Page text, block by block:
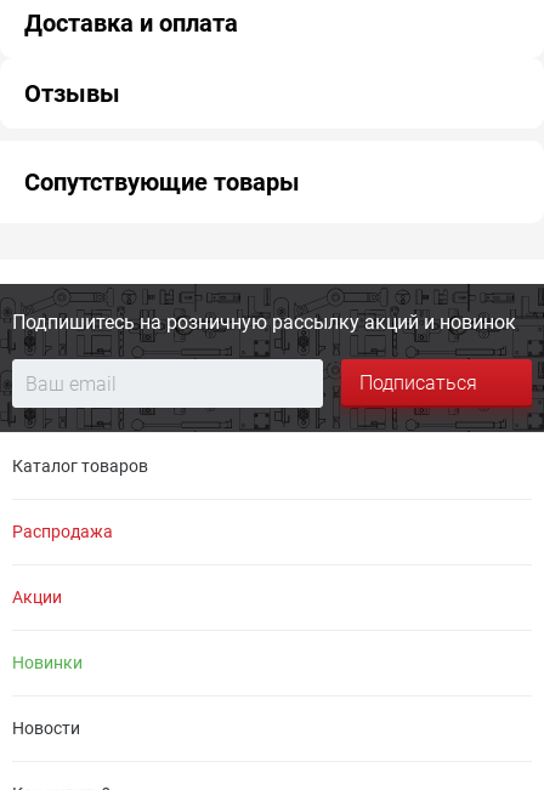
Доставка и оплата
Отзывы
Сопутствующие товары
Подпишитесь на розничную рассылку акций и новинок
Подписаться
Каталог товаров
Распродажа
Акции
Новинки
Новости